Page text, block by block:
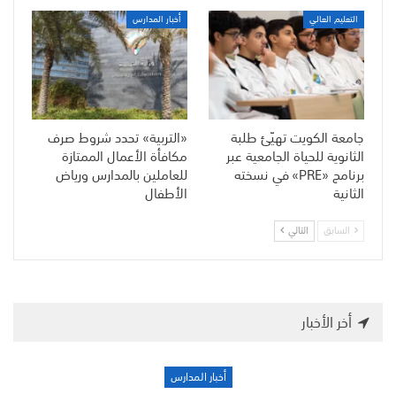
التعليم العالي
جامعة الكويت تهيّئ طلبة
الثانوية للحياة الجامعية عبر
برنامج «PRE» في نسخته
الثانية
أخبار المدارس
«التربية» تحدد شروط صرف
مكافأة الأعمال الممتازة
للعاملين بالمدارس ورياض
الأطفال
السابق التالي
أخر الأخبار
أخبار المدارس